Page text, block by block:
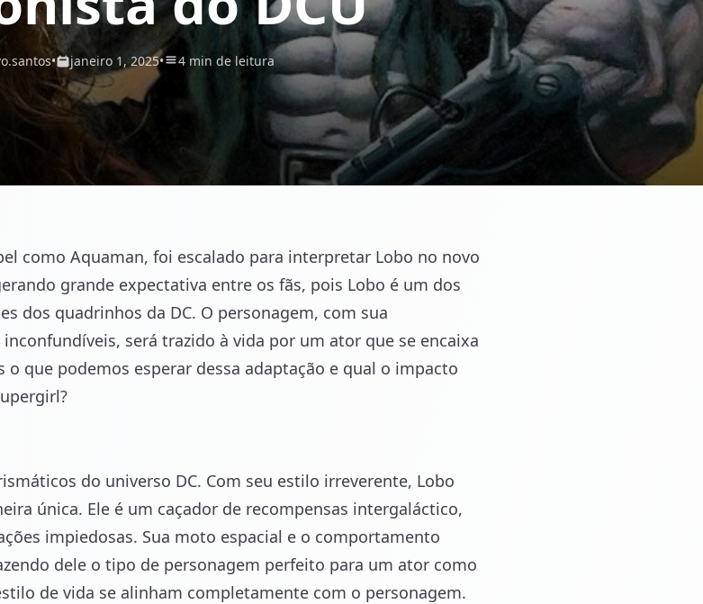
• janeiro 1, 2025• 4 min de leitura
como Aquaman, foi escalado para interpretar Lobo no novo
grande expectativa entre os fãs, pois Lobo é um dos
dos quadrinhos da DC. O personagem, com sua
será trazido à vida por um ator que se encaixa
que podemos esperar dessa adaptação e qual o impacto
do universo DC. Com seu estilo irreverente, Lobo
única. Ele é um caçador de recompensas intergaláctico,
impiedosas. Sua moto espacial e o comportamento
dele o tipo de personagem perfeito para um ator como
de vida se alinham completamente com o personagem.